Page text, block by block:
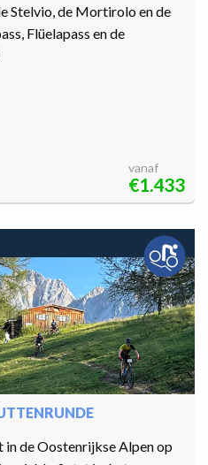
Stelvio, de Mortirolo en de
Flüelapass en de
vanaf
€1.433
de Oostenrijkse Alpen op